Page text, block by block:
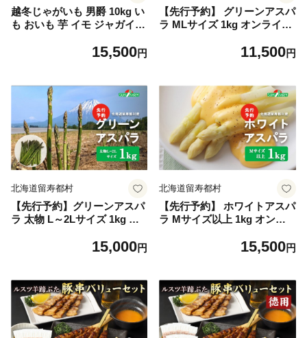
越冬じゃがいも 男爵 10kg い
も おいも 芋 イモ ジャガイモ
ン 申請 ふるさと納税 北海道
ロッケ マッシュポテト 10キ
ロ 留寿都村【24023】
15,500円
【先行予約】 グリーンアスパ
ラ MLサイズ 1kg オンライン
寿都 アスパラ アスパラガス
かず グラタン 肉巻き 1キロ
留寿都村【24001】
11,500円
北海道留寿都村
【先行予約】グリーンアスパ
ラ 太物 L～2Lサイズ 1kg オ
北海道 留寿都 アスパラ アス
サラダ おかず グラタン 肉巻
き 1キロ 留寿都村【24002】
15,000円
北海道留寿都村
【先行予約】 ホワイトアスパ
ラ Mサイズ以上 1kg オンラ
道 留寿都 アスパラ アスパラ
ダ おかず グラタン 肉巻き 1
キロ 留寿都村【24003】
15,500円